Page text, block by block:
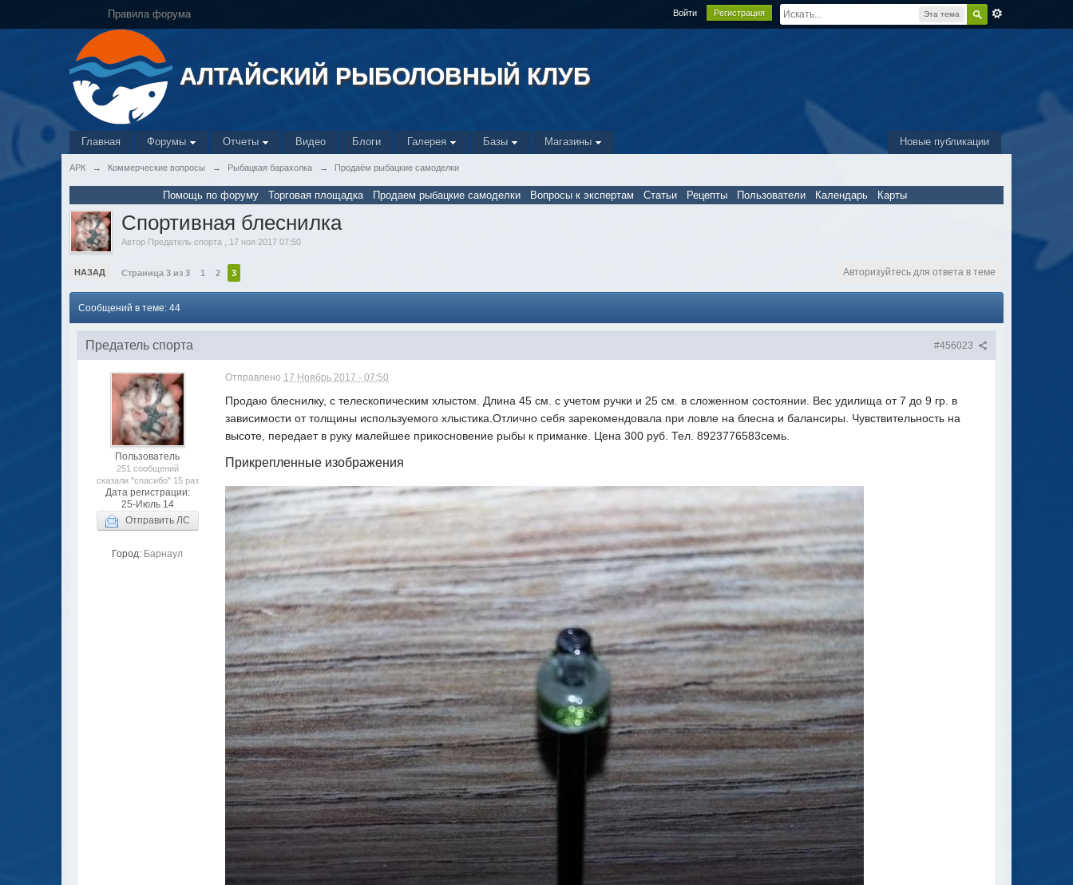
Эта тема
Правила форума Войти Регистрация
АЛТАЙСКИЙ РЫБОЛОВНЫЙ КЛУБ
Новые публикации
Главная Форумы Отчеты Видео Блоги Галерея Базы Магазины
АРК → Коммерческие вопросы → Рыбацкая барахолка → Продаём рыбацкие самоделки
Помощь по форуму Торговая площадка Продаем рыбацкие самоделки Вопросы к экспертам Статьи Рецепты Пользователи Календарь Карты
Спортивная блеснилка
Автор Предатель спорта 17 ноя 2017 07:50
НАЗАД Страница 3 из 3 1 2 3 Авторизуйтесь для ответа в теме
Сообщений в теме: 44
#456023
Предатель спорта
Пользователь
251 сообщений
сказали "спасибо" 15 раз
Дата регистрации:
25-Июль 14
Отправить ЛС
Город: Барнаул
Отправлено 17 Ноябрь 2017 - 07:50
Продаю блеснилку, с телескопическим хлыстом. Длина 45 см. с учетом ручки и 25 см. в сложенном состоянии. Вес удилища от 7 до 9 гр. в
зависимости от толщины используемого хлыстика.Отлично себя зарекомендовала при ловле на блесна и балансиры. Чувствительность на
высоте, передает в руку малейшее прикосновение рыбы к приманке. Цена 300 руб. Тел. 8923776583семь.
Прикрепленные изображения